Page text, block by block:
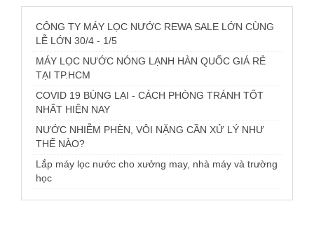
CÔNG TY MÁY LỌC NƯỚC REWA SALE LỚN CÙNG
LỄ LỚN 30/4 - 1/5
MÁY LỌC NƯỚC NÓNG LẠNH HÀN QUỐC GIÁ RẺ
TẠI TP.HCM
COVID 19 BÙNG LẠI - CÁCH PHÒNG TRÁNH TỐT
NHẤT HIỆN NAY
NƯỚC NHIỄM PHÈN, VÔI NẶNG CẦN XỬ LÝ NHƯ
THẾ NÀO?
Lắp máy lọc nước cho xưởng may, nhà máy và trường
học